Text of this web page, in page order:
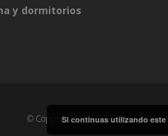
y dormitorios
© Copyright Rafael Caballero
Si continuas utilizando